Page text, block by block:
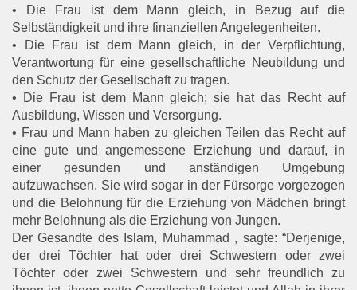
• Die Frau ist dem Mann gleich, in Bezug auf die
Selbständigkeit und ihre finanziellen Angelegenheiten.
• Die Frau ist dem Mann gleich, in der Verpflichtung,
Verantwortung für eine gesellschaftliche Neubildung und
den Schutz der Gesellschaft zu tragen.
• Die Frau ist dem Mann gleich; sie hat das Recht auf
Ausbildung, Wissen und Versorgung.
• Frau und Mann haben zu gleichen Teilen das Recht auf
eine gute und angemessene Erziehung und darauf, in
einer gesunden und anständigen Umgebung
aufzuwachsen. Sie wird sogar in der Fürsorge vorgezogen
und die Belohnung für die Erziehung von Mädchen bringt
mehr Belohnung als die Erziehung von Jungen.
Der Gesandte des Islam, Muhammad , sagte: “Derjenige,
der drei Töchter hat oder drei Schwestern oder zwei
Töchter oder zwei Schwestern und sehr freundlich zu